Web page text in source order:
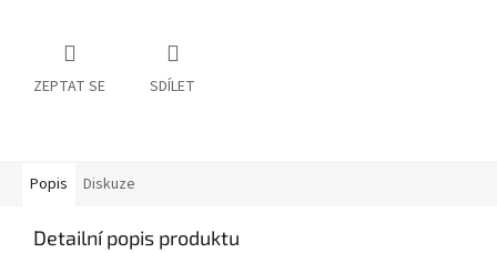
ZEPTAT SE SDÍLET
Popis Diskuze
Detailní popis produktu